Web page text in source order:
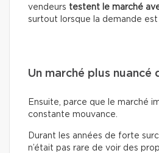
vendeurs testent le marché
surtout lorsque la demande est
Un marché plus nuancé
Ensuite, parce que le marché
constante mouvance.
Durant les années de forte
n’était pas rare de voir des